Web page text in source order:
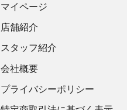
マイページ
店舗紹介
スタッフ紹介
会社概要
プライバシーポリシー